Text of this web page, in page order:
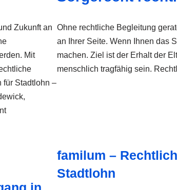
Zukunft an
Mit
für Stadtlohn –
Ohne rechtliche Begleitung
an Ihrer Seite. Wenn Ihnen das
machen. Ziel ist der Erhalt der
menschlich tragfähig sein.
familum –
Stadtlohn